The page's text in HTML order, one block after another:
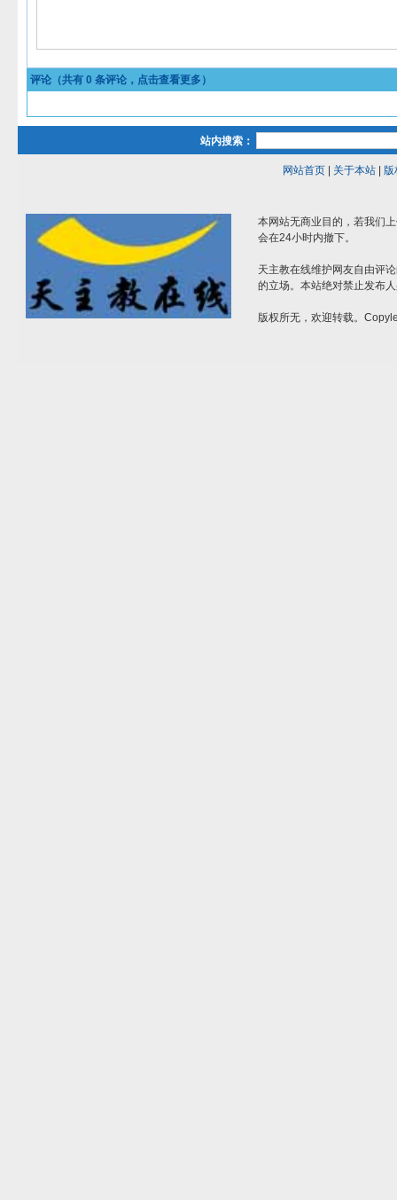
评论（共有 0 条评论，点击查看更多）
站内搜索：
网站首页| 关于本站| 版
本网站无商业目的，若我们
会在24小时内撤下。
天主教在线维护网友自由评
的立场。本站绝对禁止发布
版权所无，欢迎转载。